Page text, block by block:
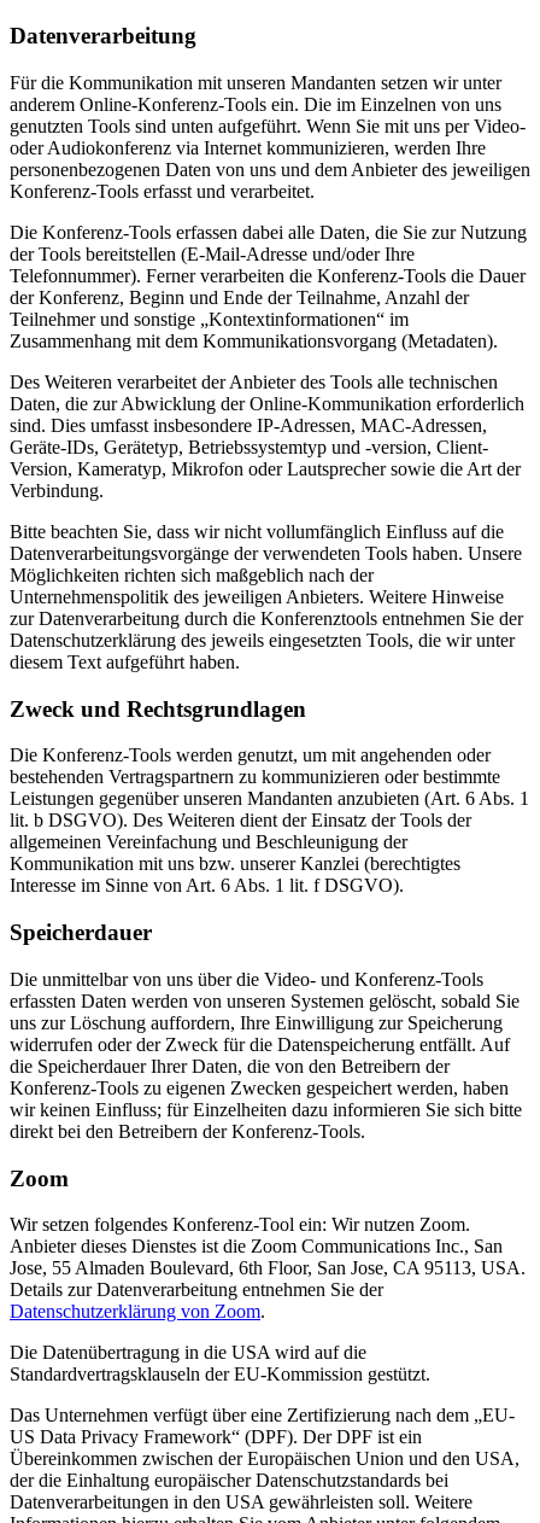
Datenverarbeitung
Für die Kommunikation mit unseren Mandanten setzen wir unter
anderem Online-Konferenz-Tools ein. Die im Einzelnen von uns
genutzten Tools sind unten aufgeführt. Wenn Sie mit uns per Video-
oder Audiokonferenz via Internet kommunizieren, werden Ihre
personenbezogenen Daten von uns und dem Anbieter des jeweiligen
Konferenz-Tools erfasst und verarbeitet.
Die Konferenz-Tools erfassen dabei alle Daten, die Sie zur Nutzung
der Tools bereitstellen (E-Mail-Adresse und/oder Ihre
Telefonnummer). Ferner verarbeiten die Konferenz-Tools die Dauer
der Konferenz, Beginn und Ende der Teilnahme, Anzahl der
Teilnehmer und sonstige „Kontextinformationen“ im
Zusammenhang mit dem Kommunikationsvorgang (Metadaten).
Des Weiteren verarbeitet der Anbieter des Tools alle technischen
Daten, die zur Abwicklung der Online-Kommunikation erforderlich
sind. Dies umfasst insbesondere IP-Adressen, MAC-Adressen,
Geräte-IDs, Gerätetyp, Betriebssystemtyp und -version, Client-
Version, Kameratyp, Mikrofon oder Lautsprecher sowie die Art der
Verbindung.
Bitte beachten Sie, dass wir nicht vollumfänglich Einfluss auf die
Datenverarbeitungsvorgänge der verwendeten Tools haben. Unsere
Möglichkeiten richten sich maßgeblich nach der
Unternehmenspolitik des jeweiligen Anbieters. Weitere Hinweise
zur Datenverarbeitung durch die Konferenztools entnehmen Sie der
Datenschutzerklärung des jeweils eingesetzten Tools, die wir unter
diesem Text aufgeführt haben.
Zweck und Rechtsgrundlagen
Die Konferenz-Tools werden genutzt, um mit angehenden oder
bestehenden Vertragspartnern zu kommunizieren oder bestimmte
Leistungen gegenüber unseren Mandanten anzubieten (Art. 6 Abs. 1
lit. b DSGVO). Des Weiteren dient der Einsatz der Tools der
allgemeinen Vereinfachung und Beschleunigung der
Kommunikation mit uns bzw. unserer Kanzlei (berechtigtes
Interesse im Sinne von Art. 6 Abs. 1 lit. f DSGVO).
Speicherdauer
Die unmittelbar von uns über die Video- und Konferenz-Tools
erfassten Daten werden von unseren Systemen gelöscht, sobald Sie
uns zur Löschung auffordern, Ihre Einwilligung zur Speicherung
widerrufen oder der Zweck für die Datenspeicherung entfällt. Auf
die Speicherdauer Ihrer Daten, die von den Betreibern der
Konferenz-Tools zu eigenen Zwecken gespeichert werden, haben
wir keinen Einfluss; für Einzelheiten dazu informieren Sie sich bitte
direkt bei den Betreibern der Konferenz-Tools.
Zoom
Wir setzen folgendes Konferenz-Tool ein: Wir nutzen Zoom.
Anbieter dieses Dienstes ist die Zoom Communications Inc., San
Jose, 55 Almaden Boulevard, 6th Floor, San Jose, CA 95113, USA.
Details zur Datenverarbeitung entnehmen Sie der
Datenschutzerklärung von Zoom.
Die Datenübertragung in die USA wird auf die
Standardvertragsklauseln der EU-Kommission gestützt.
Das Unternehmen verfügt über eine Zertifizierung nach dem „EU-
US Data Privacy Framework“ (DPF). Der DPF ist ein
Übereinkommen zwischen der Europäischen Union und den USA,
der die Einhaltung europäischer Datenschutzstandards bei
Datenverarbeitungen in den USA gewährleisten soll. Weitere